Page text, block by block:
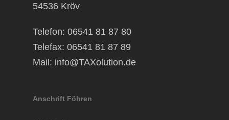
54536 Kröv
Telefon: 06541 81 87 80
Telefax: 06541 81 87 89
Mail: info@TAXolution.de
Anschrift Föhren